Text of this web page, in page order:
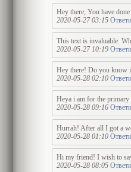
Hey there, You have
2020-05-27 03:15
This text is invaluable.
2020-05-27 10:19
Hey there! Do you know
2020-05-28 02:10
Heya i am for the primary
2020-05-28 09:16
Hurrah! After all I got a
2020-05-28 01:10
Hi my friend! I wish to
2020-05-28 08:05